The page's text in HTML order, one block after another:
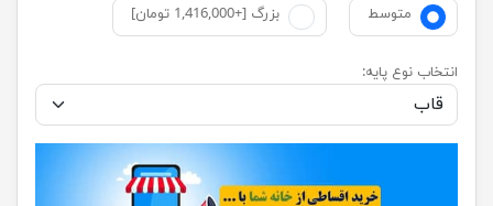
متوسط
بزرگ [+1,416,000 تومان]
انتخاب نوع پایه: